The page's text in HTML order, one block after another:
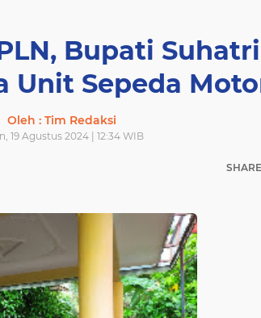
Bupati
Unit Sepeda
Oleh : Tim Redaksi
19 Agustus 2024 | 12:34 WIB
SHARE